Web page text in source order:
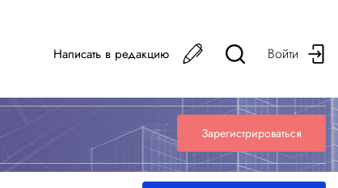
Написать в редакцию Войти
Зарегистрироваться